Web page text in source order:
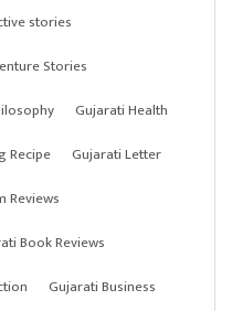
stories
Stories
Gujarati Health
Recipe
Gujarati Letter
Reviews
Book Reviews
Gujarati Business